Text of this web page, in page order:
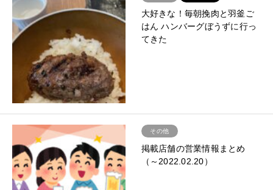
大好きな！毎朝挽肉と羽釜ご
はん ハンバーグぼうずに行っ
てきた
その他
掲載店舗の営業情報まとめ
（～2022.02.20）